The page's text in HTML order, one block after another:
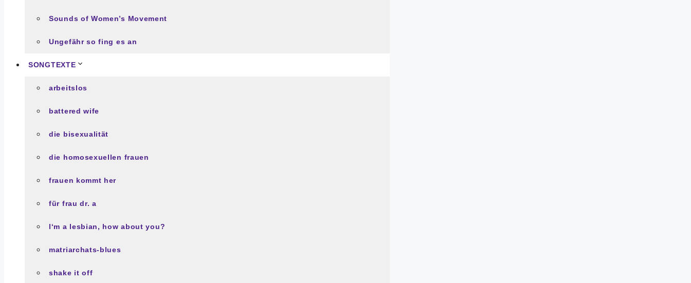
Sounds of Women’s Movement
Ungefähr so fing es an
SONGTEXTE
arbeitslos
battered wife
die bisexualität
die homosexuellen frauen
frauen kommt her
für frau dr. a
l‘m a lesbian, how about you?
matriarchats-blues
shake it off